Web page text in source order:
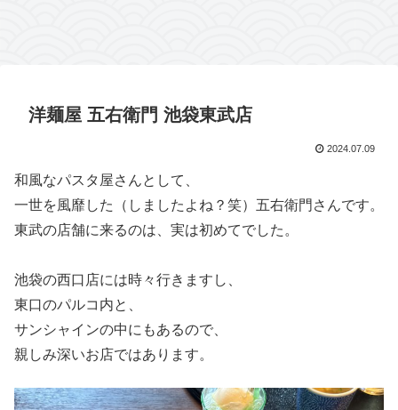
洋麺屋 五右衛門 池袋東武店
2024.07.09
和風なパスタ屋さんとして、
一世を風靡した（しましたよね？笑）五右衛門さんです。
東武の店舗に来るのは、実は初めてでした。
池袋の西口店には時々行きますし、
東口のパルコ内と、
サンシャインの中にもあるので、
親しみ深いお店ではあります。